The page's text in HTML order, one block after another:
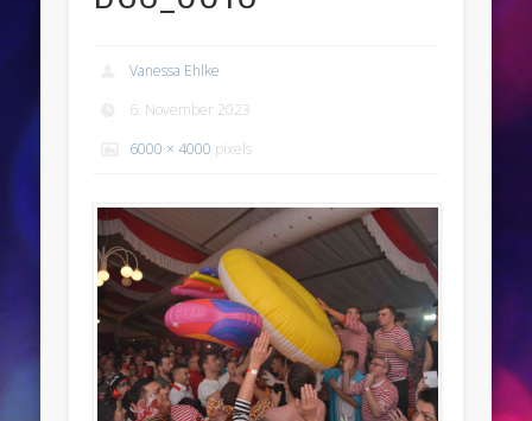
Vanessa Ehlke
6. November 2023
6000 × 4000 pixels